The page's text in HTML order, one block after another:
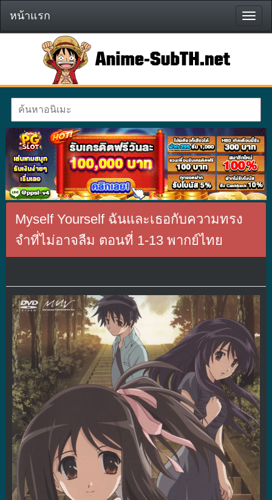
หน้า
แรก
หน้าแรก
Myself Yourself ฉันและเธอกับความทรง
จําที่ไม่อาจลืม ตอนที่ 1-13 พากย์ไทย